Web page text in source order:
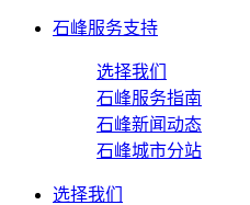
石峰服务支持
选择我们
石峰服务指南
石峰新闻动态
石峰城市分站
选择我们